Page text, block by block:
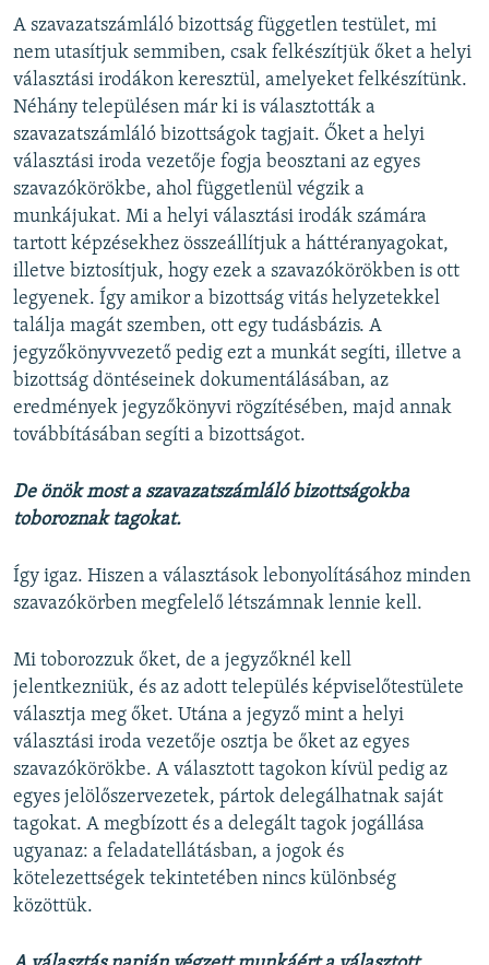
A szavazatszámláló bizottság független testület, mi
nem utasítjuk semmiben, csak felkészítjük őket a helyi
választási irodákon keresztül, amelyeket felkészítünk.
Néhány településen már ki is választották a
szavazatszámláló bizottságok tagjait. Őket a helyi
választási iroda vezetője fogja beosztani az egyes
szavazókörökbe, ahol függetlenül végzik a
munkájukat. Mi a helyi választási irodák számára
tartott képzésekhez összeállítjuk a háttéranyagokat,
illetve biztosítjuk, hogy ezek a szavazókörökben is ott
legyenek. Így amikor a bizottság vitás helyzetekkel
találja magát szemben, ott egy tudásbázis. A
jegyzőkönyvvezető pedig ezt a munkát segíti, illetve a
bizottság döntéseinek dokumentálásában, az
eredmények jegyzőkönyvi rögzítésében, majd annak
továbbításában segíti a bizottságot.
De önök most a szavazatszámláló bizottságokba
toboroznak tagokat.
Így igaz. Hiszen a választások lebonyolításához minden
szavazókörben megfelelő létszámnak lennie kell.
Mi toborozzuk őket, de a jegyzőknél kell
jelentkezniük, és az adott település képviselőtestülete
választja meg őket. Utána a jegyző mint a helyi
választási iroda vezetője osztja be őket az egyes
szavazókörökbe. A választott tagokon kívül pedig az
egyes jelölőszervezetek, pártok delegálhatnak saját
tagokat. A megbízott és a delegált tagok jogállása
ugyanaz: a feladatellátásban, a jogok és
kötelezettségek tekintetében nincs különbség
közöttük.